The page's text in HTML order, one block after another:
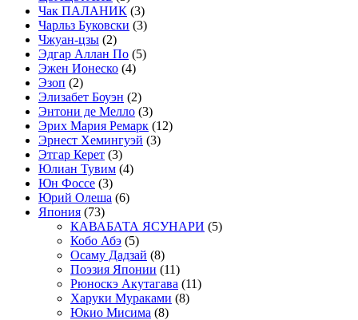
Чак ПАЛАНИК (3)
Чарльз Буковски (3)
Чжуан-цзы (2)
Эдгар Аллан По (5)
Эжен Ионеско (4)
Эзоп (2)
Элизабет Боуэн (2)
Энтони де Мелло (3)
Эрих Мария Ремарк (12)
Эрнест Хемингуэй (3)
Этгар Керет (3)
Юлиан Тувим (4)
Юн Фоссе (3)
Юрий Олеша (6)
Япония (73)
КАВАБАТА ЯСУНАРИ (5)
Кобо Абэ (5)
Осаму Дадзай (8)
Поэзия Японии (11)
Рюноскэ Акутагава (11)
Харуки Мураками (8)
Юкио Мисима (8)